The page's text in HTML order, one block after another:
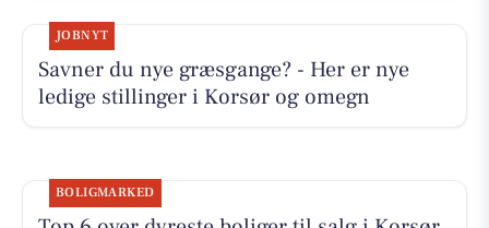
JOBNYT
Savner du nye græsgange? - Her er nye
ledige stillinger i Korsør og omegn
BOLIGMARKED